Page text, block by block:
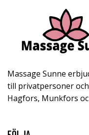
Massage Sunne
till privatpersoner
Hagfors, Munkfors